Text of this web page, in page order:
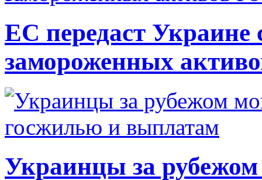
ЕС передаст Украине
замороженных
Украинцы за рубежом